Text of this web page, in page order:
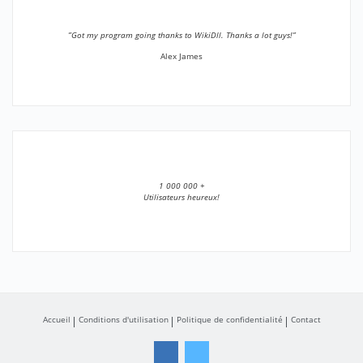
”Got my program going thanks to WikiDll. Thanks a lot guys!”
Alex James
1 000 000 +
Utilisateurs heureux!
Accueil Conditions d'utilisation Politique de confidentialité Contact